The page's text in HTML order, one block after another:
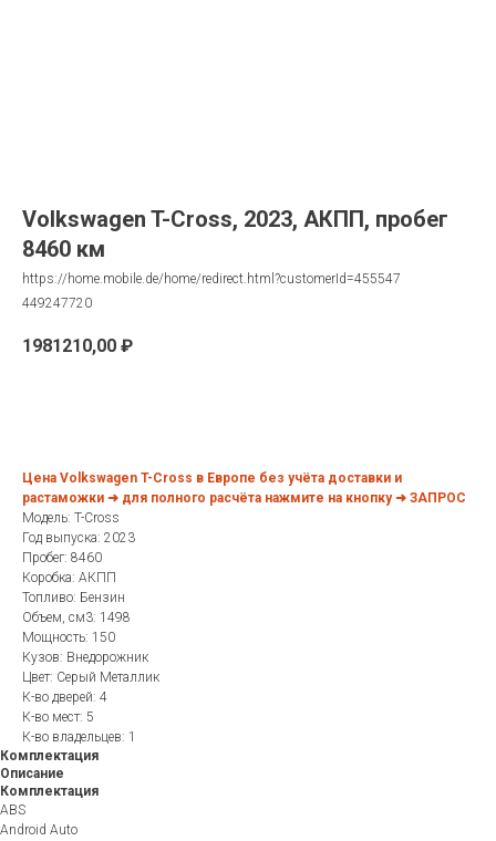
Volkswagen T-Cross, 2023, АКПП, пробег
8460 км
https://home.mobile.de/home/redirect.html?customerId=455547
449247720
1981210,00 ₽
Цена Volkswagen T-Cross в Европе без учёта доставки и
растаможки ➜ для полного расчёта нажмите на кнопку ➜ ЗАПРОС
Модель: T-Cross
Год выпуска: 2023
Пробег: 8460
Коробка: АКПП
Топливо: Бензин
Объем, см3: 1498
Мощность: 150
Кузов: Внедорожник
Цвет: Серый Металлик
К-во дверей: 4
К-во мест: 5
К-во владельцев: 1
Комплектация
Описание
Комплектация
ABS
Android Auto